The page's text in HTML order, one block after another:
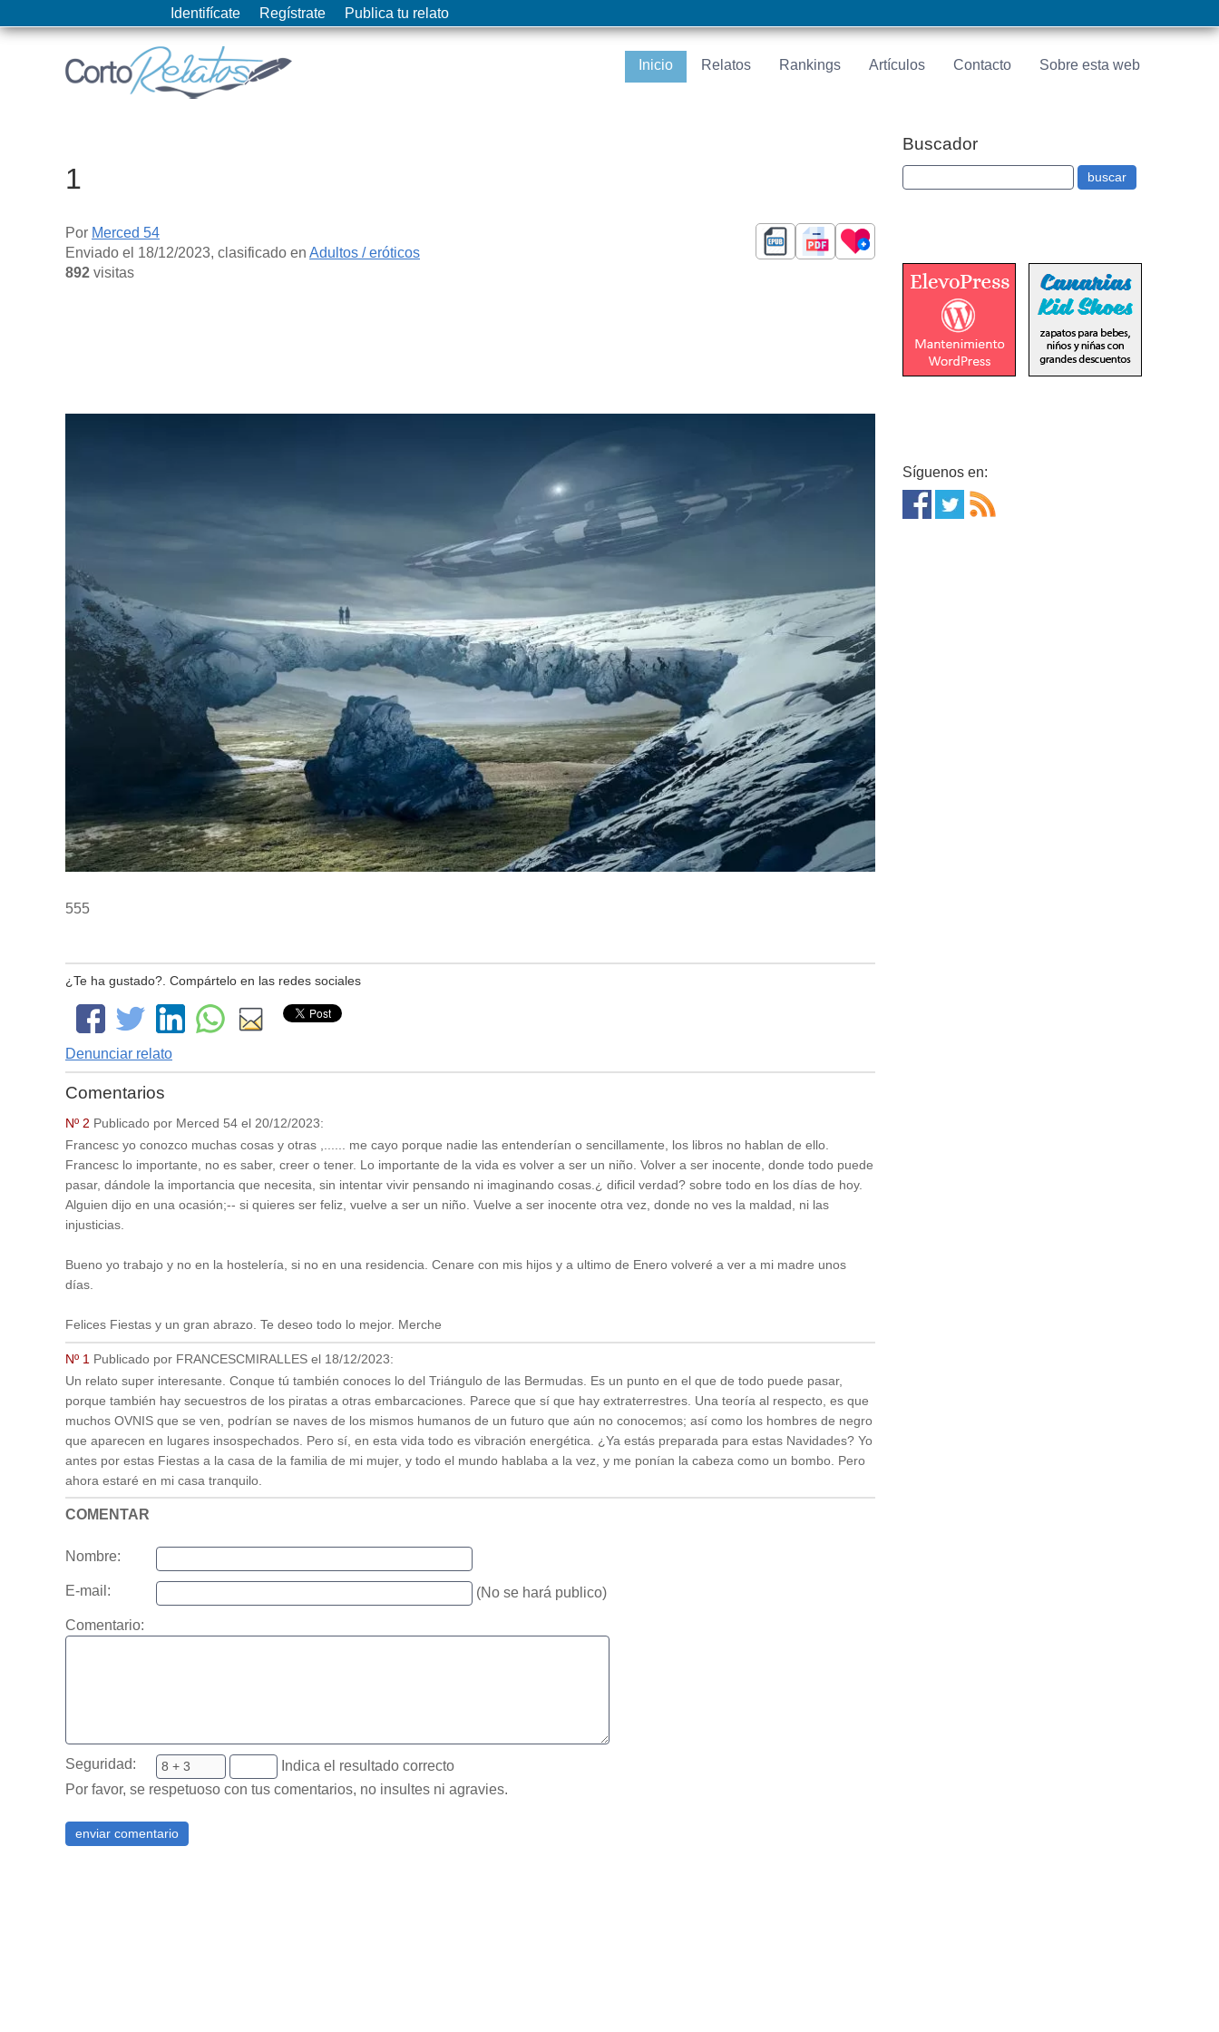
Identifícate Regístrate Publica tu relato
Inicio Relatos Rankings Artículos Contacto Sobre esta web
1
Por Merced 54
Enviado el 18/12/2023, clasificado en Adultos / eróticos
892 visitas
555
¿Te ha gustado?. Compártelo en las redes sociales
Denunciar relato
Comentarios
Nº 2 Publicado por Merced 54 el 20/12/2023:
Francesc yo conozco muchas cosas y otras ,...... me cayo porque nadie las entenderían o sencillamente, los libros no hablan de ello.
Francesc lo importante, no es saber, creer o tener. Lo importante de la vida es volver a ser un niño. Volver a ser inocente, donde todo puede
pasar, dándole la importancia que necesita, sin intentar vivir pensando ni imaginando cosas.¿ dificil verdad? sobre todo en los días de hoy.
Alguien dijo en una ocasión;-- si quieres ser feliz, vuelve a ser un niño. Vuelve a ser inocente otra vez, donde no ves la maldad, ni las
injusticias.
Bueno yo trabajo y no en la hostelería, si no en una residencia. Cenare con mis hijos y a ultimo de Enero volveré a ver a mi madre unos
días.
Felices Fiestas y un gran abrazo. Te deseo todo lo mejor. Merche
Nº 1 Publicado por FRANCESCMIRALLES el 18/12/2023:
Un relato super interesante. Conque tú también conoces lo del Triángulo de las Bermudas. Es un punto en el que de todo puede pasar,
porque también hay secuestros de los piratas a otras embarcaciones. Parece que sí que hay extraterrestres. Una teoría al respecto, es que
muchos OVNIS que se ven, podrían se naves de los mismos humanos de un futuro que aún no conocemos; así como los hombres de negro
que aparecen en lugares insospechados. Pero sí, en esta vida todo es vibración energética. ¿Ya estás preparada para estas Navidades? Yo
antes por estas Fiestas a la casa de la familia de mi mujer, y todo el mundo hablaba a la vez, y me ponían la cabeza como un bombo. Pero
ahora estaré en mi casa tranquilo.
COMENTAR
Nombre:
E-mail: (No se hará publico)
Comentario:
Seguridad:
Indica el resultado correcto
Por favor, se respetuoso con tus comentarios, no insultes ni agravies.
Buscador
Síguenos en: